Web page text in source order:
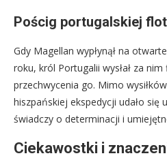
Pościg portugalskiej
Gdy Magellan wypłynął na
roku, król Portugalii wysłał za
przechwycenia go. Mimo
hiszpańskiej ekspedycji udało się
świadczy o determinacji i
Ciekawostki i